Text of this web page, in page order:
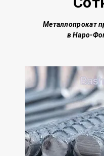
Металлопрокат
в Наро-